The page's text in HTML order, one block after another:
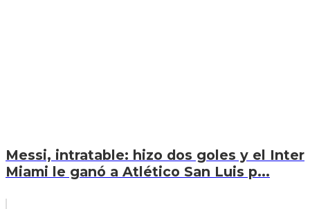
Messi, intratable: hizo dos goles y el Inter
Miami le ganó a Atlético San Luis p...